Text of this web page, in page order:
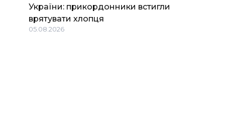
України: прикордонники встигли
врятувати хлопця
05.08.2026